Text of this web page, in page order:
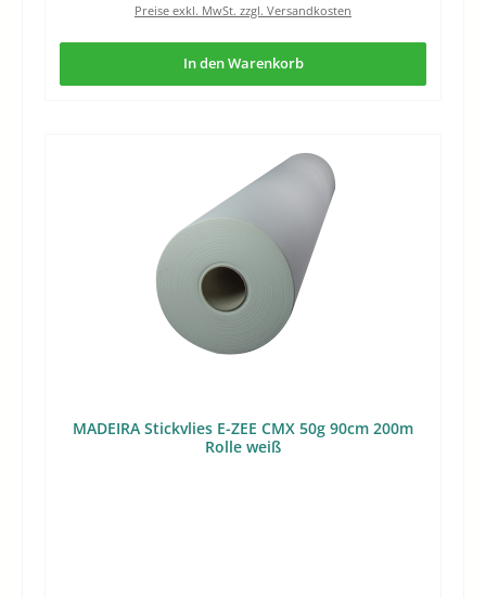
Preise exkl. MwSt. zzgl. Versandkosten
In den Warenkorb
MADEIRA Stickvlies E-ZEE CMX 50g 90cm 200m
Rolle weiß